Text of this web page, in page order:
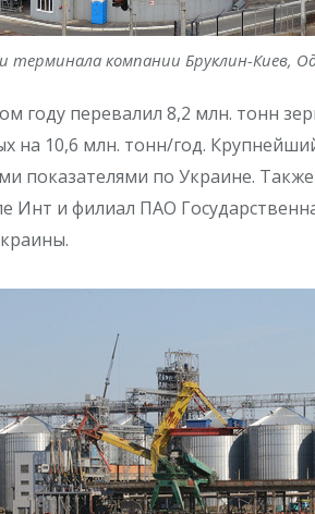
компании Бруклин-Киев,
году перевалил 8,2 млн. тонн
на 10,6 млн. тонн/год.
показателями по Украине.
Инт и филиал ПАО